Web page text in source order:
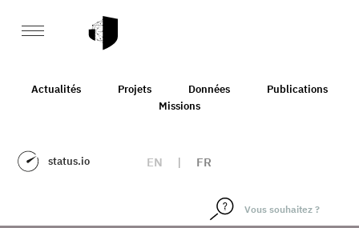
Actualités Projets Données
Publications
Missions
status.io EN | FR